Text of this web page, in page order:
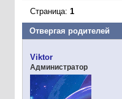
Отвергая родителей
Страница: 1
Viktor
Администратор